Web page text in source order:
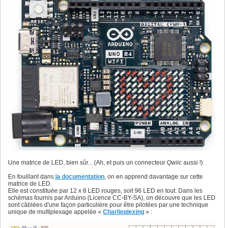
Une matrice de LED, bien sûr... (Ah, et puis un connecteur Qwiic aussi !)
En fouillant dans la documentation , on en apprend davantage sur cette
matrice de LED.
Elle est constituée par 12 x 8 LED rouges, soit 96 LED en tout. Dans les
schémas fournis par Arduino (Licence CC-BY-SA), on découvre que les LED
sont câblées d'une façon particulière pour être pilotées par une technique
unique de multiplexage appelée « Charlieplexing » :